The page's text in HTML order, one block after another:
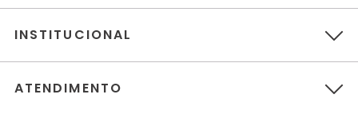
INSTITUCIONAL
ATENDIMENTO